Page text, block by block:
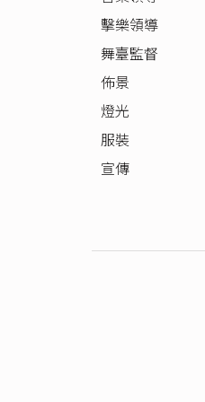
擊樂領導
舞臺監督
佈景
燈光
服裝
宣傳